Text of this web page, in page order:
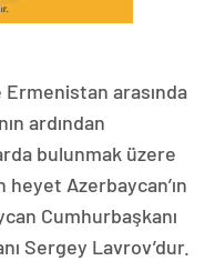
Ermenistan arasında
ardından
bulunmak üzere
Azerbaycan’ın
Cumhurbaşkanı
Sergey Lavrov’dur.